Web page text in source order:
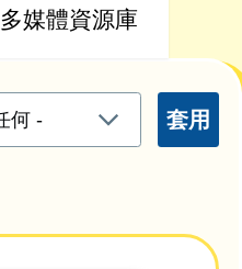
多媒體資源庫